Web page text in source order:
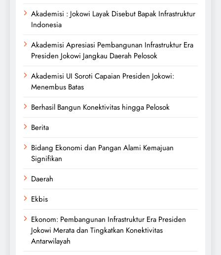
Akademisi : Jokowi Layak Disebut Bapak Infrastruktur
Indonesia
Akademisi Apresiasi Pembangunan Infrastruktur Era
Presiden Jokowi Jangkau Daerah Pelosok
Akademisi UI Soroti Capaian Presiden Jokowi:
Menembus Batas
Berhasil Bangun Konektivitas hingga Pelosok
Berita
Bidang Ekonomi dan Pangan Alami Kemajuan
Signifikan
Daerah
Ekbis
Ekonom: Pembangunan Infrastruktur Era Presiden
Jokowi Merata dan Tingkatkan Konektivitas
Antarwilayah